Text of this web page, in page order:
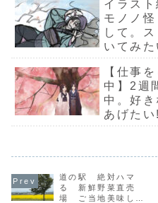
イラス
モノノ
して。
いてみ
【仕事
中】2週
中。好
あげた
完成 春
道の駅 絶対ハマ
る 新鮮野菜直売
場 ご当地美味しい